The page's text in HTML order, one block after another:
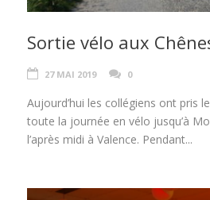
Sortie vélo aux
27 MAI 2019 0
Aujourd’hui les collégiens ont pris
toute la journée en vélo jusqu’à
l’après midi à Valence. Pendant...